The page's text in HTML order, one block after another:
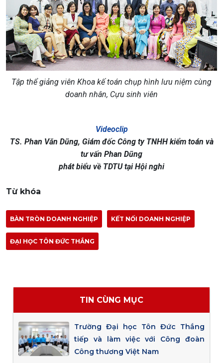
Tập thể giảng viên Khoa kế toán chụp hình lưu niệm cùng
doanh nhân, Cựu sinh viên
Videoclip
TS. Phan Văn Dũng, Giám đốc Công ty TNHH kiểm toán và
tư vấn Phan Dũng
phát biểu về TDTU tại Hội nghi
Từ khóa
BÀN TRÒN DOANH NGHIỆP KẾT NỐI DOANH NGHIỆP
ĐẠI HỌC TÔN ĐỨC THẮNG
TIN CÙNG MỤC
Trường Đại học Tôn Đức Thắng
tiếp và làm việc với Công đoàn
Công thương Việt Nam